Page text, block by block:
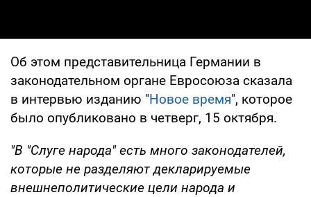
Об этом представительница Германии в
законодательном органе Евросоюза сказала
в интервью изданию "Новое время", которое
было опубликовано в четверг, 15 октября.
"В "Слуге народа" есть много законодателей,
которые не разделяют декларируемые
внешнеполитические цели народа и